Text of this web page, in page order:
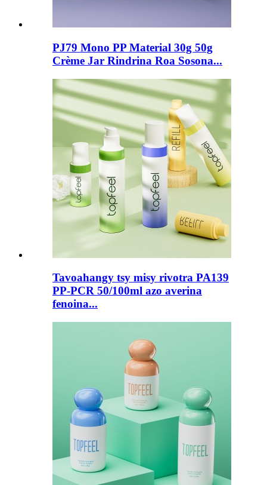
PJ79 Mono PP Material 30g 50g
Crème Jar Rindrina Roa Sosona...
Tavoahangy tsy misy rivotra PA139
PP-PCR 50/100ml azo averina
fenoina...